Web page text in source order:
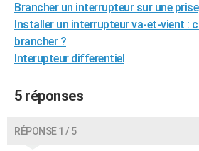
GUIDES D'ACHAT
BONS PLANS
Carte de Noël
Carte Bonne année
Carte Saint-Valentin
Carte Pâques
Carte d'anniversaire
DICTIONNAIRE
Dictionnaire
Biographies
Citations
Expressions
Proverbes
PROGRAMME TV
Brancher un interrupteur sur une prise
Installer un interrupteur va-et-vient :
brancher ?
Interupteur differentiel
5 réponses
RÉPONSE 1 / 5